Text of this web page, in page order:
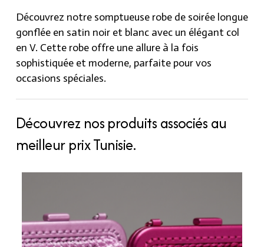
en
V
quantity
Découvrez notre somptueuse robe de soirée longue
gonflée en satin noir et blanc avec un élégant col
en V. Cette robe offre une allure à la fois
sophistiquée et moderne, parfaite pour vos
occasions spéciales.
Découvrez nos produits associés au
meilleur prix Tunisie.